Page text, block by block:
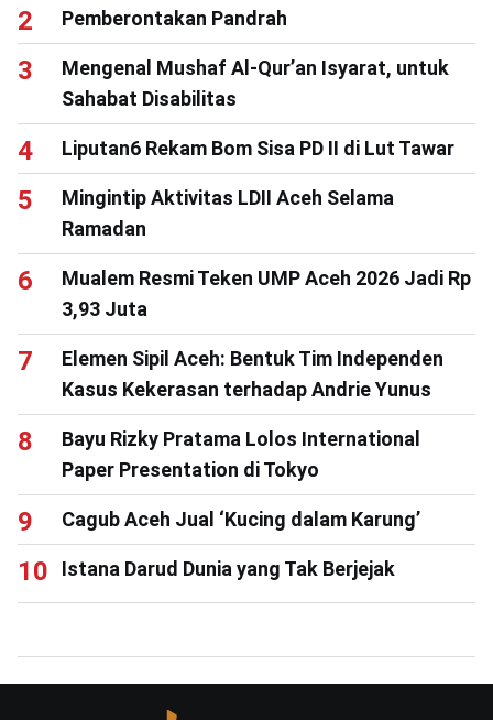
Pemberontakan Pandrah
Mengenal Mushaf Al-Qur’an Isyarat, untuk
Sahabat Disabilitas
Liputan6 Rekam Bom Sisa PD II di Lut Tawar
Mingintip Aktivitas LDII Aceh Selama
Ramadan
Mualem Resmi Teken UMP Aceh 2026 Jadi Rp
3,93 Juta
Elemen Sipil Aceh: Bentuk Tim Independen
Kasus Kekerasan terhadap Andrie Yunus
Bayu Rizky Pratama Lolos International
Paper Presentation di Tokyo
Cagub Aceh Jual ‘Kucing dalam Karung’
Istana Darud Dunia yang Tak Berjejak